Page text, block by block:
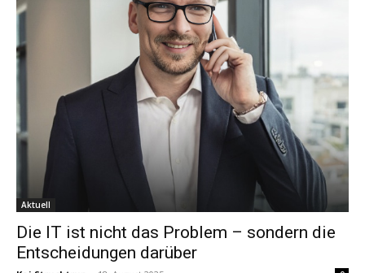
Aktuell
Die IT ist nicht das Problem – sondern die
Entscheidungen darüber